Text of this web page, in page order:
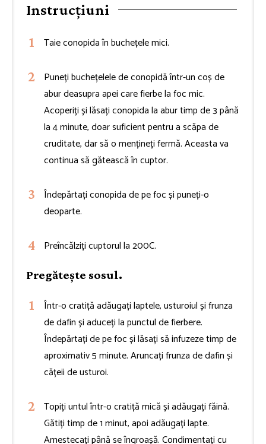
Instrucțiuni
Taie conopida în buchețele mici.
Puneți buchețelele de conopidă într-un coș de
abur deasupra apei care fierbe la foc mic.
Acoperiți și lăsați conopida la abur timp de 3 până
la 4 minute, doar suficient pentru a scăpa de
cruditate, dar să o mențineți fermă. Aceasta va
continua să gătească în cuptor.
Îndepărtați conopida de pe foc și puneți-o
deoparte.
Preîncălziți cuptorul la 200C.
Pregătește sosul.
Într-o cratiță adăugați laptele, usturoiul și frunza
de dafin și aduceți la punctul de fierbere.
Îndepărtați de pe foc și lăsați să infuzeze timp de
aproximativ 5 minute. Aruncați frunza de dafin și
cățeii de usturoi.
Topiți untul într-o cratiță mică și adăugați făină.
Gătiți timp de 1 minut, apoi adăugați lapte.
Amestecați până se îngroașă. Condimentați cu